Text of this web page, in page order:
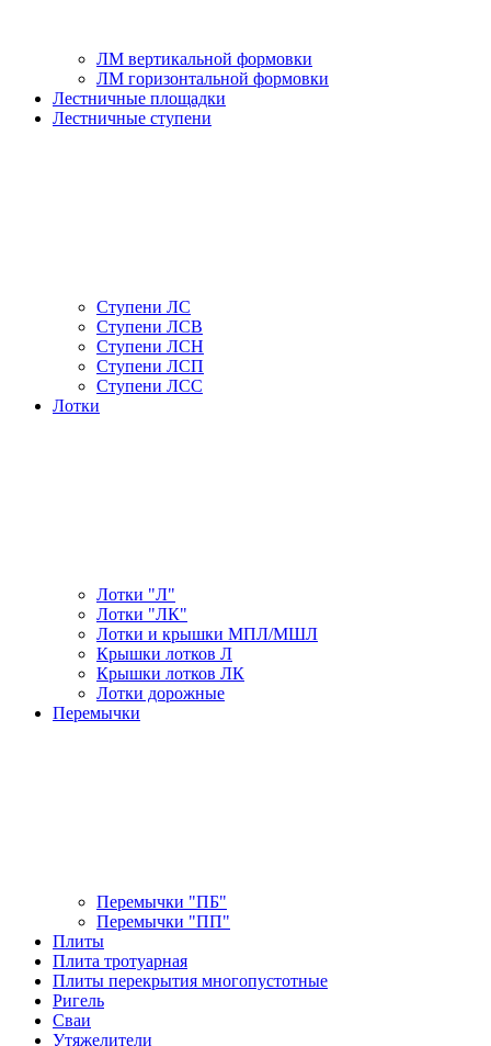
ЛМ вертикальной формовки
ЛМ горизонтальной формовки
Лестничные площадки
Лестничные ступени
Ступени ЛС
Ступени ЛСВ
Ступени ЛСН
Ступени ЛСП
Ступени ЛСС
Лотки
Лотки "Л"
Лотки "ЛК"
Лотки и крышки МПЛ/МШЛ
Крышки лотков Л
Крышки лотков ЛК
Лотки дорожные
Перемычки
Перемычки "ПБ"
Перемычки "ПП"
Плиты
Плита тротуарная
Плиты перекрытия многопустотные
Ригель
Сваи
Утяжелители